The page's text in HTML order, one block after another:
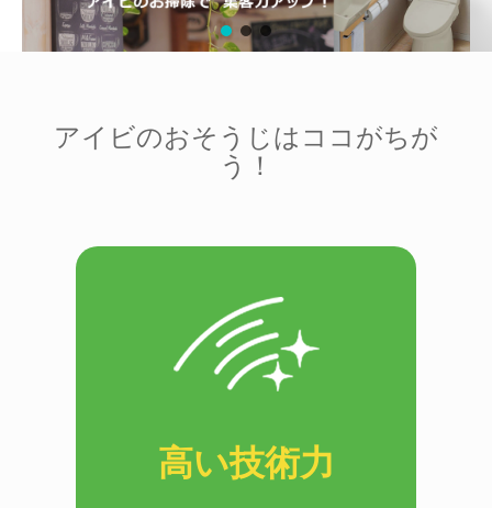
アイビのおそうじはココがちが
う！
高い技術力